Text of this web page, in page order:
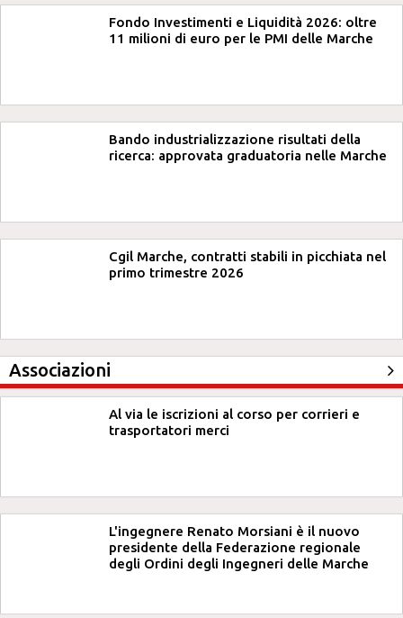
Fondo Investimenti e Liquidità 2026: oltre
11 milioni di euro per le PMI delle Marche
Bando industrializzazione risultati della
ricerca: approvata graduatoria nelle Marche
Cgil Marche, contratti stabili in picchiata nel
primo trimestre 2026
Associazioni
Al via le iscrizioni al corso per corrieri e
trasportatori merci
L'ingegnere Renato Morsiani è il nuovo
presidente della Federazione regionale
degli Ordini degli Ingegneri delle Marche